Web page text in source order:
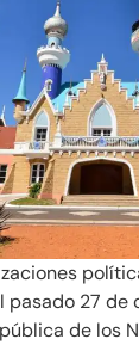
pasado 27 de
de los